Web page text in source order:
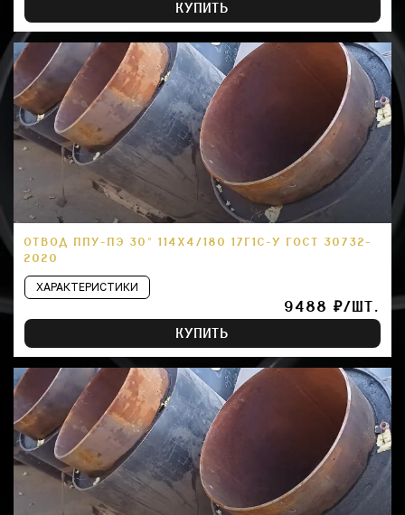
КУПИТЬ
ОТВОД ППУ-ПЭ 30° 114Х4/180 17Г1С-У ГОСТ 30732-
2020
ХАРАКТЕРИСТИКИ
9488 ₽/ШТ.
КУПИТЬ